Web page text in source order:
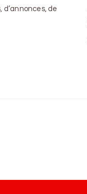
d’annonces, de